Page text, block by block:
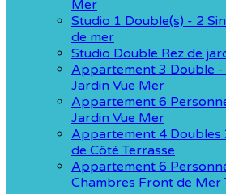
Mer
Studio 1 Double(s) - 2
de mer
Studio Double Rez de
Appartement 3 Double -
Jardin Vue Mer
Appartement 6
Jardin Vue Mer
Appartement 4 Doubles
de Côté Terrasse
Appartement 6
Chambres Front de Mer